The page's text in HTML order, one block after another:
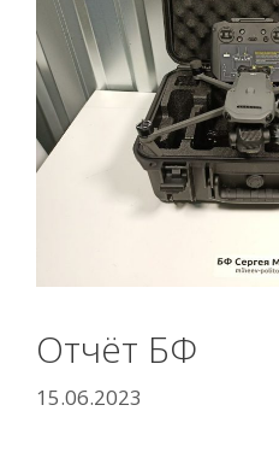
Отчёт БФ
15.06.2023